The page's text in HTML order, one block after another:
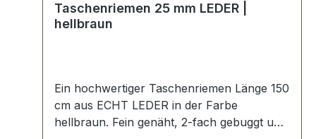
Taschenriemen 25 mm LEDER |
hellbraun
Ein hochwertiger Taschenriemen Länge 150
cm aus ECHT LEDER in der Farbe
hellbraun. Fein genäht, 2-fach gebuggt und